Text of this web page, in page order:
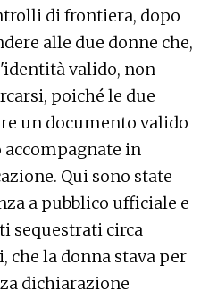
di frontiera, dopo
alle due donne che,
valido, non
poiché le due
un documento valido
in
Qui sono state
a pubblico ufficiale e
sequestrati circa
che la donna stava per
dichiarazione